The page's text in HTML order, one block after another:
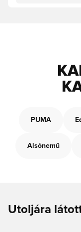
PUMA
Alsónemű
Utoljára